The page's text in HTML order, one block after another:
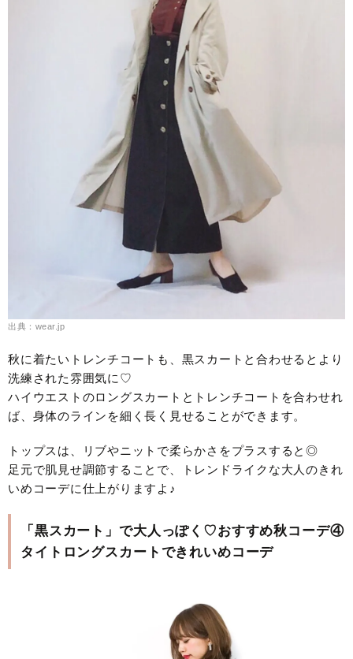
出典：wear.jp
秋に着たいトレンチコートも、黒スカートと合わせるとより
洗練された雰囲気に♡
ハイウエストのロングスカートとトレンチコートを合わせれ
ば、身体のラインを細く長く見せることができます。
トップスは、リブやニットで柔らかさをプラスすると◎
足元で肌見せ調節することで、トレンドライクな大人のきれ
いめコーデに仕上がりますよ♪
「黒スカート」で大人っぽく♡おすすめ秋コーデ④
タイトロングスカートできれいめコーデ